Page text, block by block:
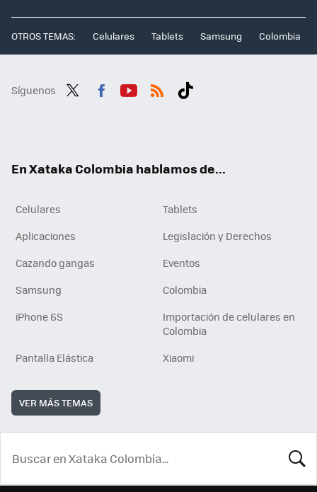
OTROS TEMAS: Celulares Tablets Samsung Colombia
Síguenos
En Xataka Colombia hablamos de...
Celulares
Tablets
Aplicaciones
Legislación y Derechos
Cazando gangas
Eventos
Samsung
Colombia
iPhone 6S
Importación de celulares en
Colombia
Pantalla Elástica
Xiaomi
VER MÁS TEMAS